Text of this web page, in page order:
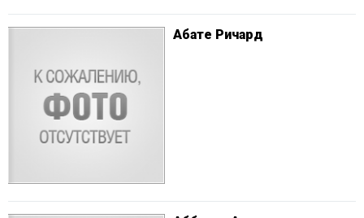
Абате Ричард